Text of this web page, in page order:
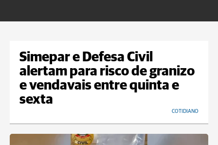
Simepar e Defesa Civil
alertam para risco de granizo
e vendavais entre quinta e
sexta
COTIDIANO